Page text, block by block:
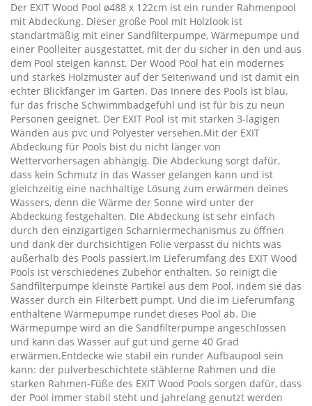
Der EXIT Wood Pool ø488 x 122cm ist ein runder Rahmenpool
mit Abdeckung. Dieser große Pool mit Holzlook ist
standartmäßig mit einer Sandfilterpumpe, Wärmepumpe und
einer Poolleiter ausgestattet, mit der du sicher in den und aus
dem Pool steigen kannst. Der Wood Pool hat ein modernes
und starkes Holzmuster auf der Seitenwand und ist damit ein
echter Blickfänger im Garten. Das Innere des Pools ist blau,
für das frische Schwimmbadgefühl und ist für bis zu neun
Personen geeignet. Der EXIT Pool ist mit starken 3-lagigen
Wänden aus pvc und Polyester versehen.Mit der EXIT
Abdeckung für Pools bist du nicht länger von
Wettervorhersagen abhängig. Die Abdeckung sorgt dafür,
dass kein Schmutz in das Wasser gelangen kann und ist
gleichzeitig eine nachhaltige Lösung zum erwärmen deines
Wassers, denn die Wärme der Sonne wird unter der
Abdeckung festgehalten. Die Abdeckung ist sehr einfach
durch den einzigartigen Scharniermechanismus zu öffnen
und dank der durchsichtigen Folie verpasst du nichts was
außerhalb des Pools passiert.Im Lieferumfang des EXIT Wood
Pools ist verschiedenes Zubehör enthalten. So reinigt die
Sandfilterpumpe kleinste Partikel aus dem Pool, indem sie das
Wasser durch ein Filterbett pumpt. Und die im Lieferumfang
enthaltene Wärmepumpe rundet dieses Pool ab. Die
Wärmepumpe wird an die Sandfilterpumpe angeschlossen
und kann das Wasser auf gut und gerne 40 Grad
erwärmen.Entdecke wie stabil ein runder Aufbaupool sein
kann: der pulverbeschichtete stählerne Rahmen und die
starken Rahmen-Füße des EXIT Wood Pools sorgen dafür, dass
der Pool immer stabil steht und jahrelang genutzt werden